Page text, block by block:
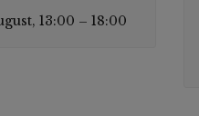
13:00 –18:00